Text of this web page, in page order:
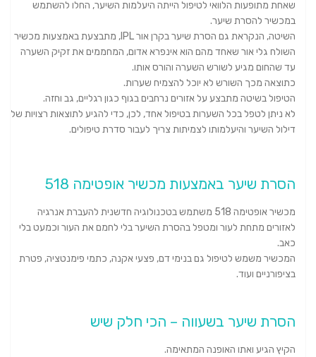
שאחת מתופעות הלוואי לטיפול הייתה היעלמות השיער, החלו להשתמש
במכשיר להסרת שיער.
השיטה, הנקראת גם הסרת שיער בקרן אור IPL, מתבצעת באמצעות מכשיר
השולח גלי אור שאחד מהם הוא אינפרא אדום, המחממים את זקיק השערה
עד שהחום מגיע לשורש השערה והורס אותו.
כתוצאה מכך השורש לא יוכל להצמיח שערות.
הטיפול בשיטה מתבצע על אזורים נרחבים בגוף כגון רגליים, גב וחזה.
לא ניתן לטפל בכל השערות בטיפול אחד, לכן, כדי להגיע לתוצאות רצויות של
דילול השיער והיעלמותו לצמיתות צריך לעבור סדרת טיפולים.
הסרת שיער באמצעות מכשיר אופטימה 518
מכשיר אופטימה 518 משתמש בטכנולוגיה חדשנית להעברת אנרגיה
לאזורים מתחת לעור ומטפל בהסרת השיער בלי לחמם את העור וכמעט בלי
כאב.
המכשיר משמש לטיפול גם בנימי דם, פצעי אקנה, כתמי פימנטציה, פטרת
בציפורניים ועוד.
הסרת שיער בשעווה – הכי חלק שיש
הקיץ הגיע ואתו האופנה המתאימה.